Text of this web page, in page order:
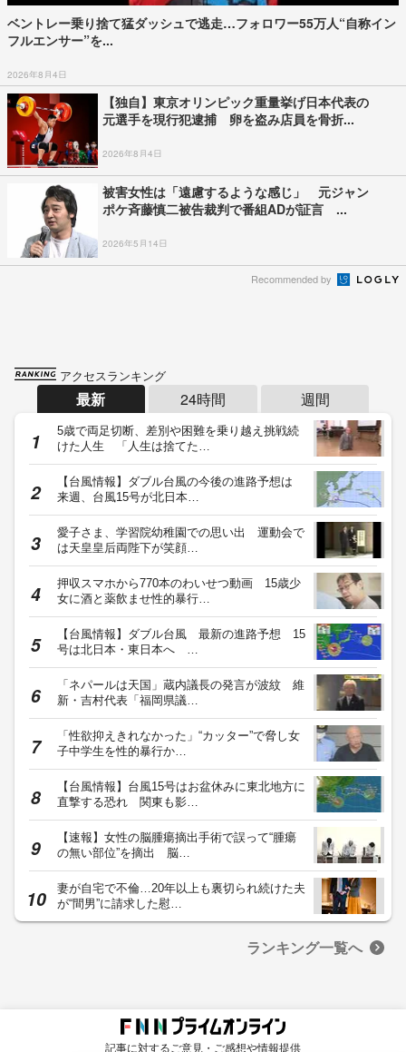
ベントレー乗り捨て猛ダッシュで逃走…フォロワー55万人“自称イン
フルエンサー”を...
2026年8月4日
【独自】東京オリンピック重量挙げ日本代表の
元選手を現行犯逮捕 卵を盗み店員を骨折...
2026年8月4日
被害女性は「遠慮するような感じ」 元ジャン
ポケ斉藤慎二被告裁判で番組ADが証言 ...
2026年5月14日
Recommended by
アクセスランキング
最新 24時間 週間
5歳で両足切断、差別や困難を乗り越え挑戦続
けた人生 「人生は捨てた…
【台風情報】ダブル台風の今後の進路予想は
来週、台風15号が北日本…
愛子さま、学習院幼稚園での思い出 運動会で
は天皇皇后両陛下が笑顔…
押収スマホから770本のわいせつ動画 15歳少
女に酒と薬飲ませ性的暴行…
【台風情報】ダブル台風 最新の進路予想 15
号は北日本・東日本へ …
「ネパールは天国」蔵内議長の発言が波紋 維
新・吉村代表「福岡県議…
「性欲抑えきれなかった」“カッター”で脅し女
子中学生を性的暴行か…
【台風情報】台風15号はお盆休みに東北地方に
直撃する恐れ 関東も影…
【速報】女性の脳腫瘍摘出手術で誤って“腫瘍
の無い部位”を摘出 脳…
妻が自宅で不倫…20年以上も裏切られ続けた夫
が“間男”に請求した慰…
ランキング一覧へ
記事に対するご意見・ご感想や情報提供